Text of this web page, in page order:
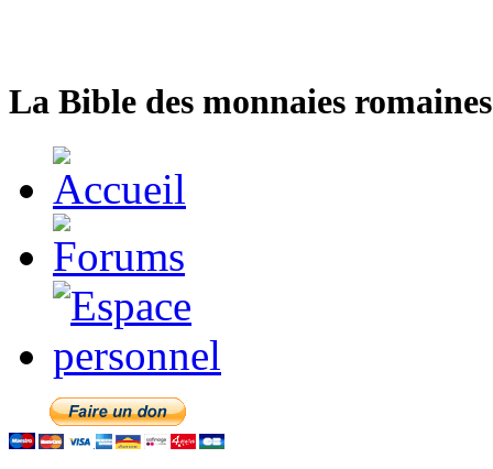
La Bible des monnaies